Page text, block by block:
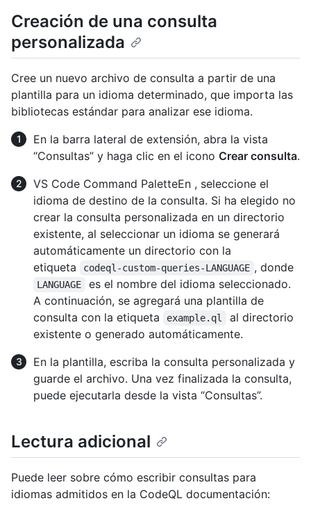
Creación de una consulta
personalizada
Cree un nuevo archivo de consulta a partir de una
plantilla para un idioma determinado, que importa las
bibliotecas estándar para analizar ese idioma.
En la barra lateral de extensión, abra la vista
“Consultas” y haga clic en el icono Crear consulta.
VS Code Command PaletteEn , seleccione el
idioma de destino de la consulta. Si ha elegido no
crear la consulta personalizada en un directorio
existente, al seleccionar un idioma se generará
automáticamente un directorio con la
etiqueta
codeql-custom-queries-LANGUAGE , donde
LANGUAGE
es el nombre del idioma seleccionado.
A continuación, se agregará una plantilla de
consulta con la etiqueta
example.ql
al directorio
existente o generado automáticamente.
En la plantilla, escriba la consulta personalizada y
guarde el archivo. Una vez finalizada la consulta,
puede ejecutarla desde la vista “Consultas”.
Lectura adicional
Puede leer sobre cómo escribir consultas para
idiomas admitidos en la CodeQL documentación: